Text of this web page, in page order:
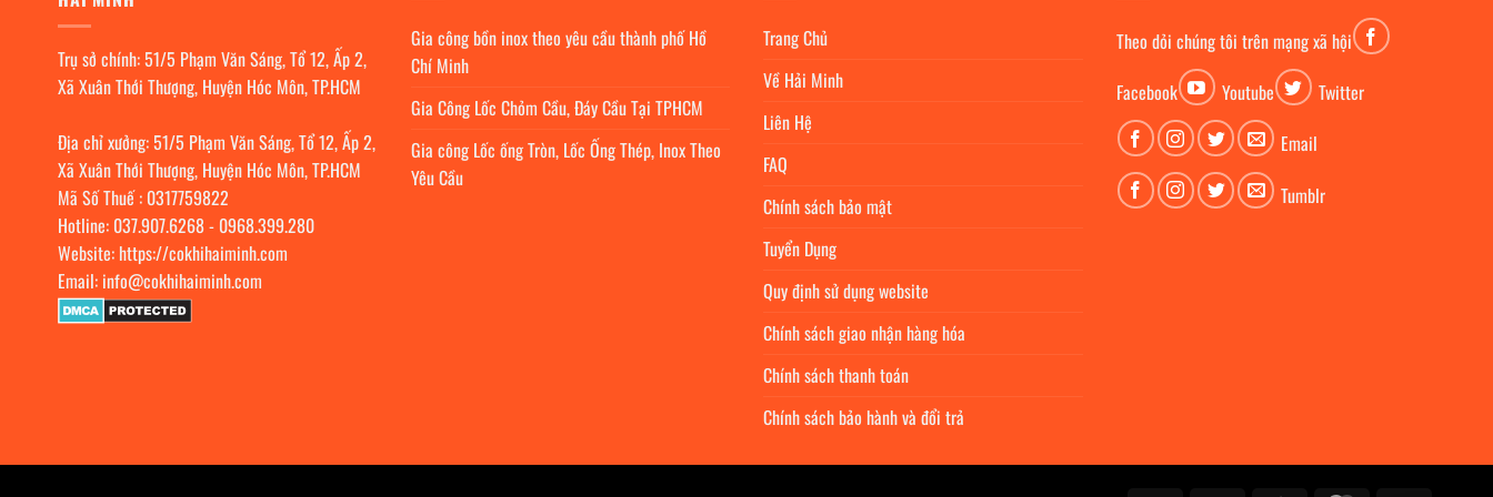
Trụ sở chính: 51/5 Phạm Văn Sáng, Tổ 12, Ấp 2,
Xã Xuân Thới Thượng, Huyện Hóc Môn, TP.HCM
Địa chỉ xưởng: 51/5 Phạm Văn Sáng, Tổ 12, Ấp 2,
Xã Xuân Thới Thượng, Huyện Hóc Môn, TP.HCM
Mã Số Thuế : 0317759822
Hotline: 037.907.6268- 0968.399.280
Website: https://cokhihaiminh.com
Email: info@cokhihaiminh.com
Gia công bồn inox theo yêu cầu thành phố Hồ
Chí Minh
Gia Công Lốc Chỏm Cầu, Đáy Cầu Tại TPHCM
Gia công Lốc ống Tròn, Lốc Ống Thép, Inox Theo
Yêu Cầu
Trang Chủ
Về Hải Minh
Liên Hệ
FAQ
Chính sách bảo mật
Tuyển Dụng
Quy định sử dụng website
Chính sách giao nhận hàng hóa
Chính sách thanh toán
Chính sách bảo hành và đổi trả
Theo dỏi chúng tôi trên mạng xã hội
Facebook
Youtube
Twitter
Email
Tumblr